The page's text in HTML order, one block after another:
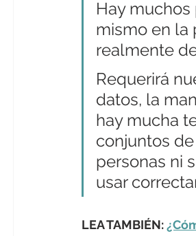
Hay
mismo en la
realmente
Requerirá
datos, la
hay mucha
conjuntos
personas ni
usar
LEA TAMBIÉN: